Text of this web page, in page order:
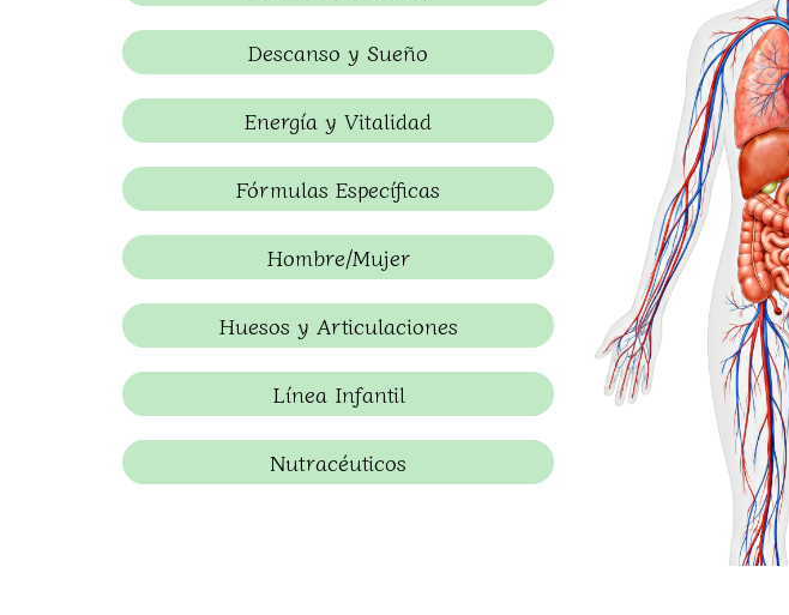
Descanso y Sueño
Energía y Vitalidad
Fórmulas Específicas
Hombre/Mujer
Huesos y Articulaciones
Línea Infantil
Nutracéuticos